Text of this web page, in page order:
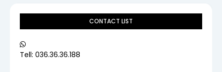
CONTACT LIST
Tell: 036.36.36.188